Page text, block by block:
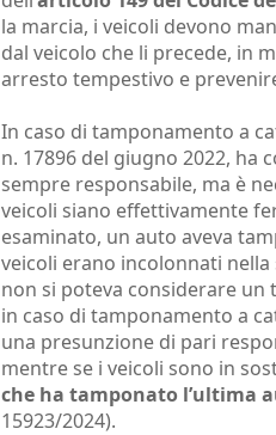
la marcia, i veicoli devono
dal veicolo che li precede, in
arresto tempestivo e
In caso di tamponamento a
n. 17896 del giugno 2022, ha
sempre responsabile, ma è
veicoli siano effettivamente
esaminato, un auto aveva
veicoli erano incolonnati
non si poteva considerare
in caso di tamponamento a
una presunzione di pari
mentre se i veicoli sono in
che ha tamponato l’ultima
15923/2024).